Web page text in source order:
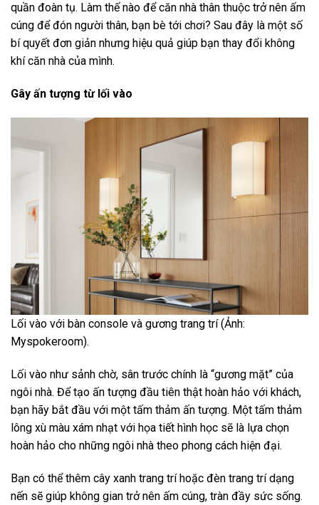
quần đoàn tụ. Làm thế nào để căn nhà thân thuộc trở nên ấm
cúng để đón người thân, bạn bè tới chơi? Sau đây là một số
bí quyết đơn giản nhưng hiệu quả giúp bạn thay đổi không
khí căn nhà của mình.
Gây ấn tượng từ lối vào
Lối vào với bàn console và gương trang trí (Ảnh:
Myspokeroom).
Lối vào như sảnh chờ, sân trước chính là “gương mặt” của
ngôi nhà. Để tạo ấn tượng đầu tiên thật hoàn hảo với khách,
bạn hãy bắt đầu với một tấm thảm ấn tượng. Một tấm thảm
lông xù màu xám nhạt với họa tiết hình học sẽ là lựa chọn
hoàn hảo cho những ngôi nhà theo phong cách hiện đại.
Bạn có thể thêm cây xanh trang trí hoặc đèn trang trí dạng
nến sẽ giúp không gian trở nên ấm cúng, tràn đầy sức sống.